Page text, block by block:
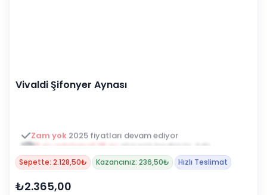
Vivaldi Şifonyer Aynası
3 ay ertelemeli 18 ayalışveriş kredisiyle öde
Sepette: 2.128,50₺ Kazancınız: 236,50₺ Hızlı Teslimat
₺2.365,00